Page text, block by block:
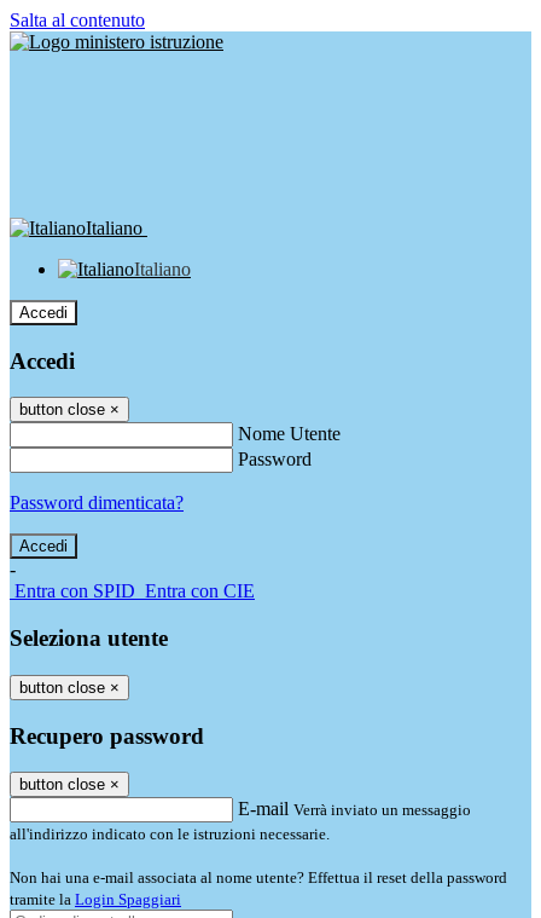
Salta al contenuto
Italiano
Italiano
Accedi
Accedi
button close ×
Nome Utente
Password
Password dimenticata?
-
Entra con SPID Entra con CIE
Seleziona utente
button close ×
Recupero password
button close ×
E-mail Verrà inviato un messaggio
all'indirizzo indicato con le istruzioni necessarie.
Non hai una e-mail associata al nome utente? Effettua il reset della password
tramite la Login Spaggiari